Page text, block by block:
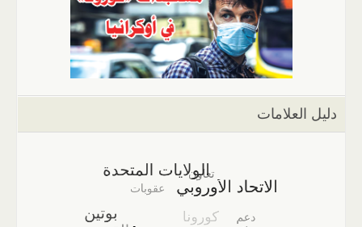
دليل العلامات